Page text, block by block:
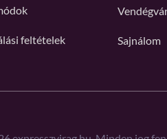
feltételek Sajnálom